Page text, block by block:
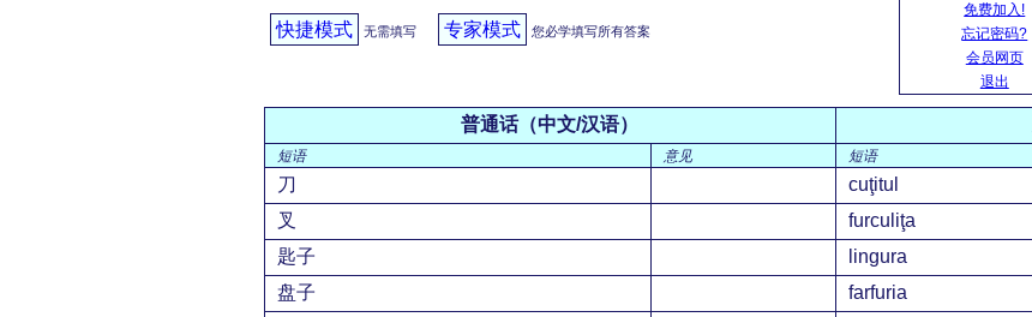
免费加入!
忘记密码?
会员网页
退出
快捷模式 无需填写 专家模式 您必学填写所有答案
普通话（中文/汉语）
短语 意见 短语
刀
cuţitul
叉
furculiţa
匙子
lingura
盘子
farfuria